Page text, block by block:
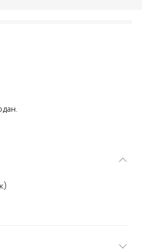
хлопка с вишнями